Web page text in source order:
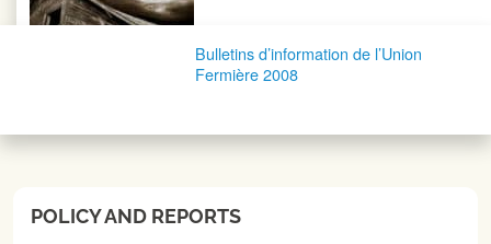
Bulletins d’information de l’Union
Fermière 2008
POLICY AND REPORTS